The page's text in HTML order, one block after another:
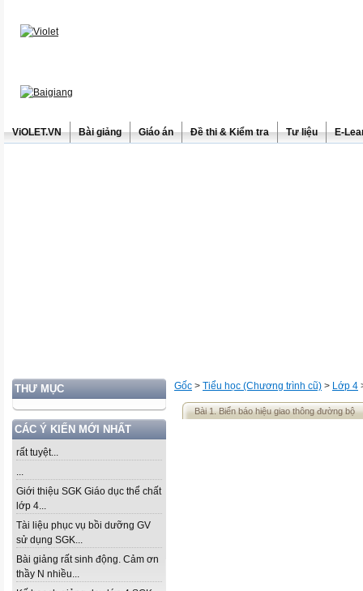
ViOLET.VN Bài giảng Giáo án Đề thi & Kiểm tra Tư liệu E-
THƯ MỤC
CÁC Ý KIẾN MỚI NHẤT
rất tuyệt...
...
Giới thiệu SGK Giáo dục thể chất
lớp 4...
Tài liệu phục vụ bồi dưỡng GV
sử dụng SGK...
Bài giảng rất sinh động. Cảm ơn
thầy N nhiều...
Gốc > Tiểu học (Chương trình cũ) > Lớp 4
Bài 1. Biển báo hiệu giao thông đường bộ